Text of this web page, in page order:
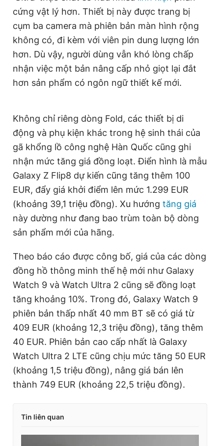
cứng vật lý hơn. Thiết bị này được trang bị
cụm ba camera mà phiên bản màn hình rộng
không có, đi kèm với viên pin dung lượng lớn
hơn. Dù vậy, người dùng vẫn khó lòng chấp
nhận việc một bản nâng cấp nhỏ giọt lại đắt
hơn sản phẩm có ngôn ngữ thiết kế mới.
Không chỉ riêng dòng Fold, các thiết bị di
động và phụ kiện khác trong hệ sinh thái của
gã khổng lồ công nghệ Hàn Quốc cũng ghi
nhận mức tăng giá đồng loạt. Điển hình là mẫu
Galaxy Z Flip8 dự kiến cũng tăng thêm 100
EUR, đẩy giá khởi điểm lên mức 1.299 EUR
(khoảng 39,1 triệu đồng). Xu hướng tăng giá
này dường như đang bao trùm toàn bộ dòng
sản phẩm mới của hãng.
Theo báo cáo được công bố, giá của các dòng
đồng hồ thông minh thế hệ mới như Galaxy
Watch 9 và Watch Ultra 2 cũng sẽ đồng loạt
tăng khoảng 10%. Trong đó, Galaxy Watch 9
phiên bản thấp nhất 40 mm BT sẽ có giá từ
409 EUR (khoảng 12,3 triệu đồng), tăng thêm
40 EUR. Phiên bản cao cấp nhất là Galaxy
Watch Ultra 2 LTE cũng chịu mức tăng 50 EUR
(khoảng 1,5 triệu đồng), nâng giá bán lên
thành 749 EUR (khoảng 22,5 triệu đồng).
Tin liên quan